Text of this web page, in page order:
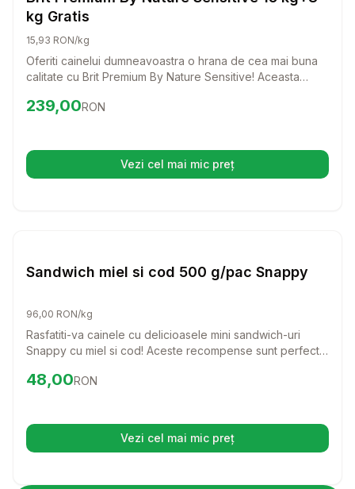
kg Gratis
15,93 RON/kg
Oferiti cainelui dumneavoastra o hrana de cea mai buna
calitate cu Brit Premium By Nature Sensitive! Aceasta
special creata pentru a sustine cainii cu sensibilitati
Preț: 239.00 RON
239,00RON
Vezi cel mai mic preț(se deschide într-o filă nouă)
Sandwich miel si cod 500 g/pac Snappy
96,00 RON/kg
Rasfatiti-va cainele cu delicioasele mini sandwich-uri
Snappy cu miel si cod! Aceste recompense sunt perfecte
nutritional echilibrat.
Preț:48.00
48,00RON
Vezi cel mai mic preț(se deschide într-o filă nouă)